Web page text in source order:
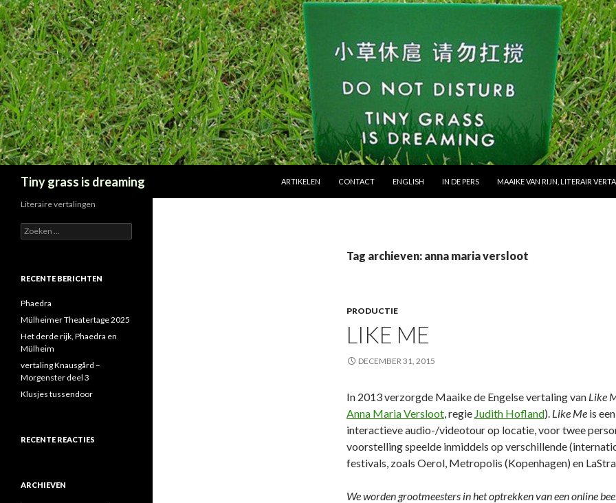
Tiny grass is dreaming
ARTIKELEN
CONTACT ENGLISH IN DE PERS MAAIKE VAN RIJN, LITERAIR
Tag archieven: anna maria versloot
PRODUCTIE
LIKE ME
DECEMBER 31, 2015
In 2013 verzorgde Maaike de Engelse vertaling van Like
Anna Maria Versloot, regie Judith Hofland). Like Me is een
interactieve audio-/videotour op locatie, voor twee
voorstelling speelde inmiddels op verschillende
festivals, zoals Oerol, Metropolis (Kopenhagen) en
We worden grootmeesters in het optrekken van een online
Literaire vertalingen
Zoeken
naar:
RECENTE BERICHTEN
Phaedra
Mülheimer Theatertage 2025
Het derde rijk, Phaedra en
Mülheim
vertaling Knausgård –
Morgenster deel 3
Klusjes tussendoor
RECENTE REACTIES
ARCHIEVEN